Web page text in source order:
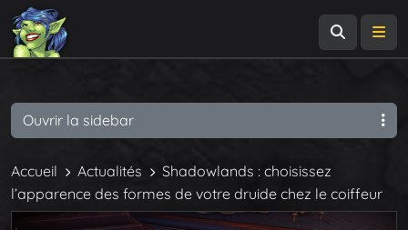
Accueil Actualités
Shadowlands : choisissez
l’apparence des formes de votre druide chez le coiffeur
Ouvrir la sidebar